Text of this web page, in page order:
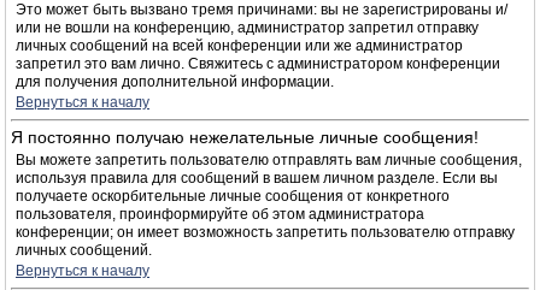
Это может быть вызвано тремя причинами: вы не зарегистрированы и/
или не вошли на конференцию, администратор запретил отправку
личных сообщений на всей конференции или же администратор
запретил это вам лично. Свяжитесь с администратором конференции
для получения дополнительной информации.
Вернуться к началу
Я постоянно получаю нежелательные личные сообщения!
Вы можете запретить пользователю отправлять вам личные сообщения,
используя правила для сообщений в вашем личном разделе. Если вы
получаете оскорбительные личные сообщения от конкретного
пользователя, проинформируйте об этом администратора
конференции; он имеет возможность запретить пользователю отправку
личных сообщений.
Вернуться к началу